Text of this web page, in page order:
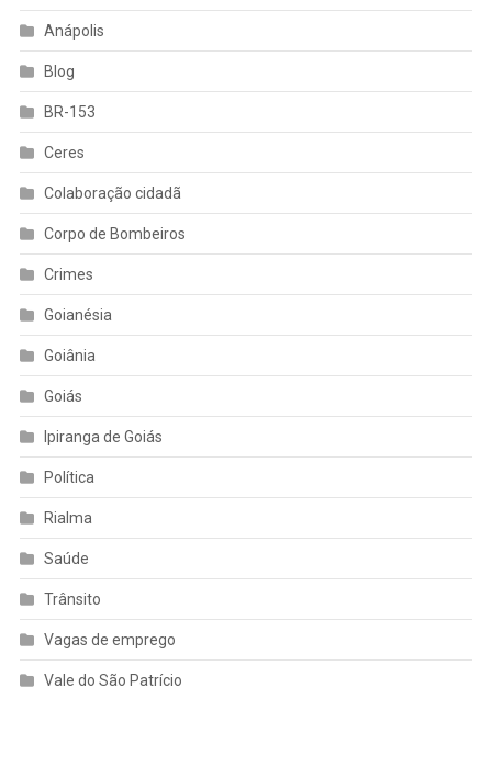
Anápolis
Blog
BR-153
Ceres
Colaboração cidadã
Corpo de Bombeiros
Crimes
Goianésia
Goiânia
Goiás
Ipiranga de Goiás
Política
Rialma
Saúde
Trânsito
Vagas de emprego
Vale do São Patrício